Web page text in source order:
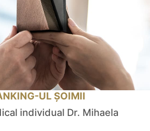
UL ȘOIMII
individual Dr. Mihaela